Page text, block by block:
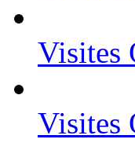
Visites
Visites